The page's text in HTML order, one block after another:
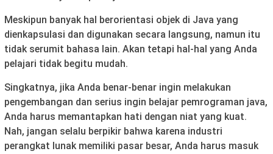
Meskipun banyak hal berorientasi objek di Java yang
dienkapsulasi dan digunakan secara langsung, namun itu
tidak serumit bahasa lain. Akan tetapi hal-hal yang Anda
pelajari tidak begitu mudah.
Singkatnya, jika Anda benar-benar ingin melakukan
pengembangan dan serius ingin belajar pemrograman java,
Anda harus memantapkan hati dengan niat yang kuat.
Nah, jangan selalu berpikir bahwa karena industri
perangkat lunak memiliki pasar besar, Anda harus masuk